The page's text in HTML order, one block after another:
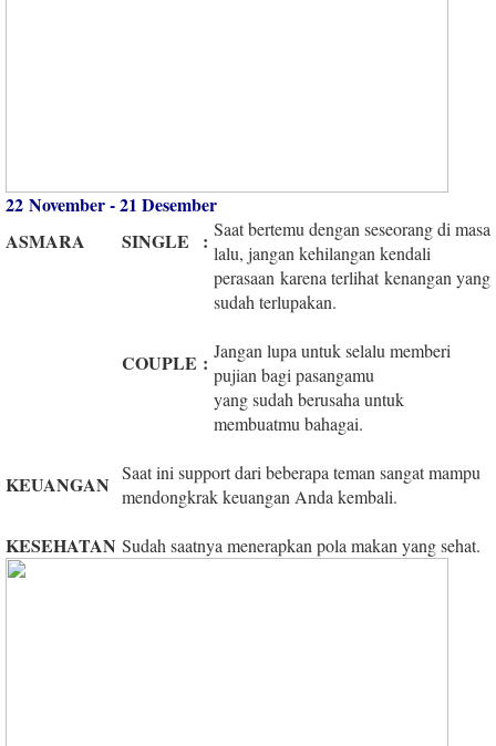
22 November - 21 Desember
ASMARA
SINGLE : Saat bertemu dengan seseorang di masa
lalu, jangan kehilangan kendali
perasaan karena terlihat kenangan yang
sudah terlupakan.
COUPLE : Jangan lupa untuk selalu memberi
pujian bagi pasangamu
yang sudah berusaha untuk
membuatmu bahagai.
KEUANGAN Saat ini support dari beberapa teman sangat mampu
mendongkrak keuangan Anda kembali.
KESEHATAN Sudah saatnya menerapkan pola makan yang sehat.